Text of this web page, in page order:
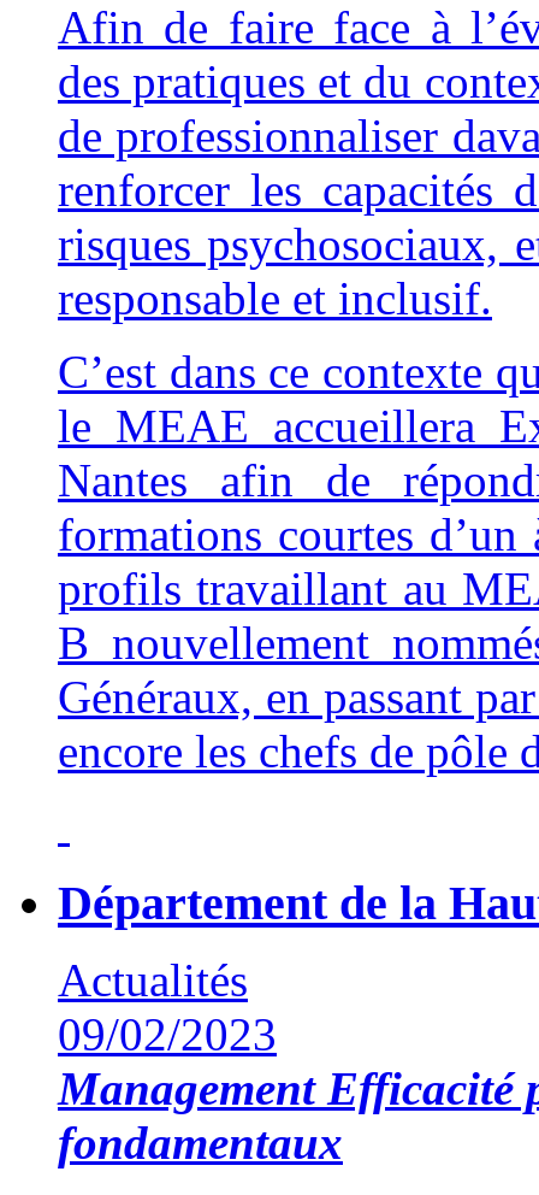
Afin de faire face à
des pratiques et du
de professionnaliser
renforcer les capacités
risques psychosociaux,
responsable et inclusif.
C’est dans ce contexte
le MEAE accueillera
Nantes afin de
formations courtes
profils travaillant au
B nouvellement
Généraux, en passant
encore les chefs de pôle
Département de la
Actualités
09/02/2023
Management Efficacité
fondamentaux